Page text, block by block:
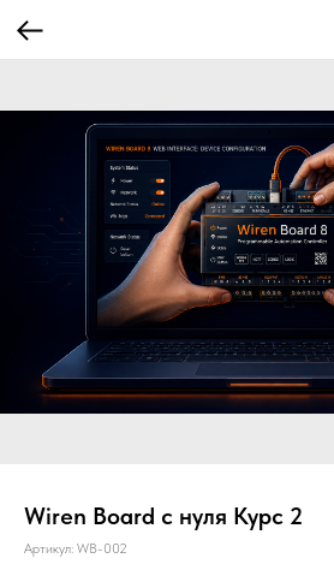
Wiren Board с нуля Курс 2
Артикул: WB-002